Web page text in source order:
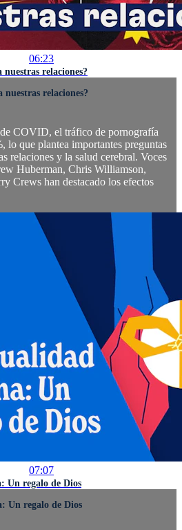
06:23
relaciones?
relaciones?
COVID, el tráfico de pornografía
lo que plantea importantes preguntas
relaciones y la salud cerebral. Voces
Huberman, Chris Williamson,
Crews han destacado los efectos
07:07
Un regalo de Dios
Un regalo de Dios